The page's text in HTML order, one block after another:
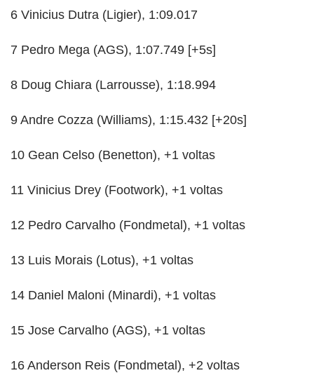
6 Vinicius Dutra (Ligier), 1:09.017
7 Pedro Mega (AGS), 1:07.749 [+5s]
8 Doug Chiara (Larrousse), 1:18.994
9 Andre Cozza (Williams), 1:15.432 [+20s]
10 Gean Celso (Benetton), +1 voltas
11 Vinicius Drey (Footwork), +1 voltas
12 Pedro Carvalho (Fondmetal), +1 voltas
13 Luis Morais (Lotus), +1 voltas
14 Daniel Maloni (Minardi), +1 voltas
15 Jose Carvalho (AGS), +1 voltas
16 Anderson Reis (Fondmetal), +2 voltas